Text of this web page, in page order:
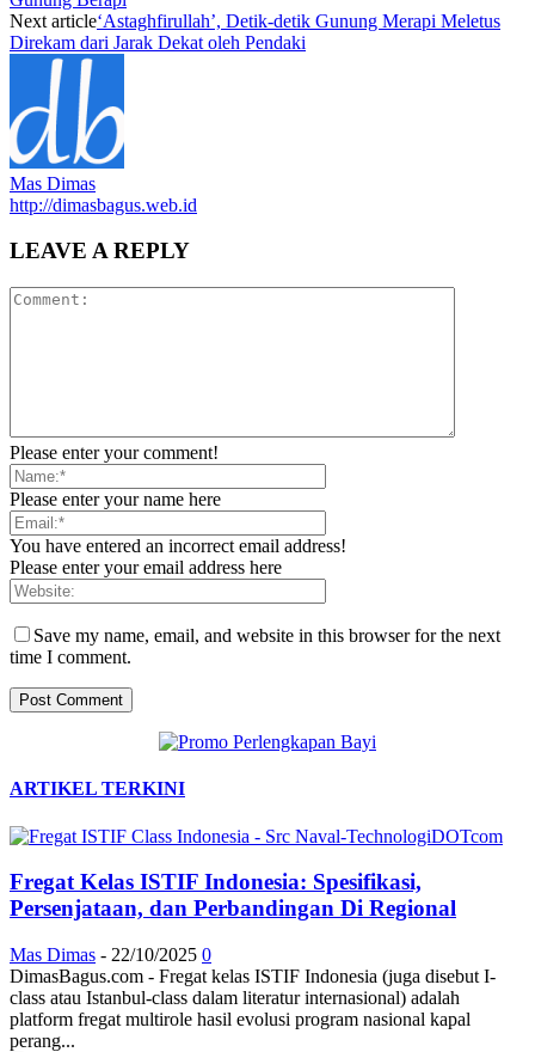
Next article‘Astaghfirullah’, Detik-detik Gunung Merapi Meletus
Direkam dari Jarak Dekat oleh Pendaki
Mas Dimas
http://dimasbagus.web.id
LEAVE A REPLY
Please enter your comment!
Please enter your name here
You have entered an incorrect email address!
Please enter your email address here
Save my name, email, and website in this browser for the next
time I comment.
ARTIKEL TERKINI
Fregat Kelas ISTIF Indonesia: Spesifikasi,
Persenjataan, dan Perbandingan Di Regional
Mas Dimas - 22/10/2025 0
DimasBagus.com - Fregat kelas ISTIF Indonesia (juga disebut I-
class atau Istanbul-class dalam literatur internasional) adalah
platform fregat multirole hasil evolusi program nasional kapal
perang...